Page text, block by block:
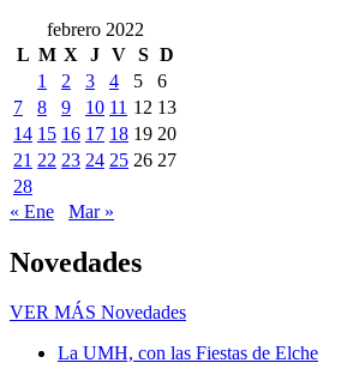
febrero 2022
L M X J V S D
1
2 3 4 5
6
7
8 9 10 11 12 13
14 15 16 17 18 19 20
21 22 23 24 25 26 27
28
« Ene
Mar »
Novedades
VER MÁS Novedades
La UMH, con las Fiestas de Elche